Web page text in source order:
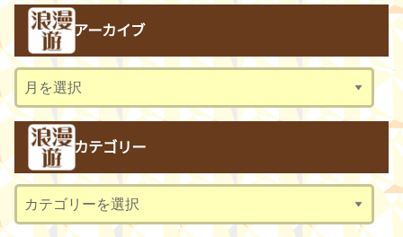
アーカイブ
ー
イ
ブ
カテゴリー
テ